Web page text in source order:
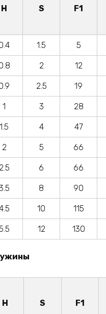
H S F1
1.5 5
2 12
2.5 19
1 3 28
1.5 4 47
2 5 66
2.5 6 66
8 90
10 115
12 130
H S F1